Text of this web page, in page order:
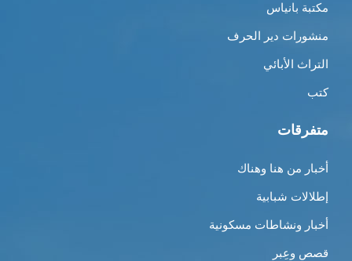
مكتبة بانياس
منشورات دير الحرف
التراث الأبائي
كتب
متفرقات
أخبار من هنا وهناك
إطلالات شبابية
أخبار ونشاطات مسكونية
قصص وعِبر